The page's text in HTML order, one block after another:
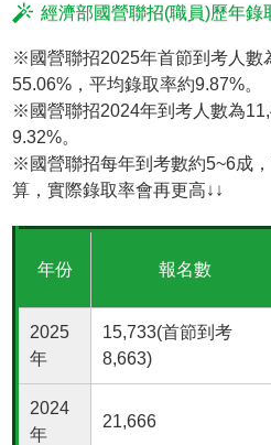
經濟部國營聯招(職員)歷年錄
※國營聯招2025年首節到考人數
55.06%，平均錄取率約9.87%。
※國營聯招2024年到考人數為
9.32%。
※國營聯招每年到考數約5~6成
算，實際錄取率會再更高↓↓
年份 報名數
2025
年
15,733(首節到考
8,663)
2024
年
21,666